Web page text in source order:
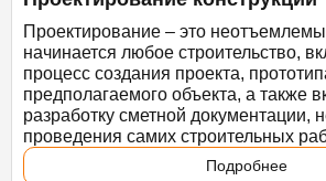
Проектирование – это
начинается любое строительство,
процесс создания проекта,
предполагаемого объекта, а также
разработку сметной документации,
проведения самих строительных
Подробнее